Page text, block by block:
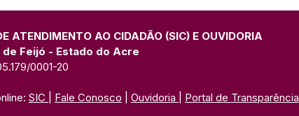
ATENDIMENTO AO CIDADÃO (SIC) E OUVIDORIA
Feijó - Estado do Acre
0001-20
SIC Fale Conosco Ouvidoria Portal de Transparência